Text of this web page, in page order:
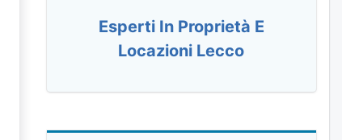
Esperti In Proprietà E
Locazioni Lecco